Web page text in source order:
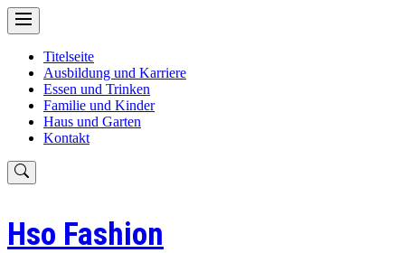
Skip
to
Titelseite
Ausbildung und Karriere
Essen und Trinken
Familie und Kinder
Haus und Garten
Kontakt
Hso Fashion